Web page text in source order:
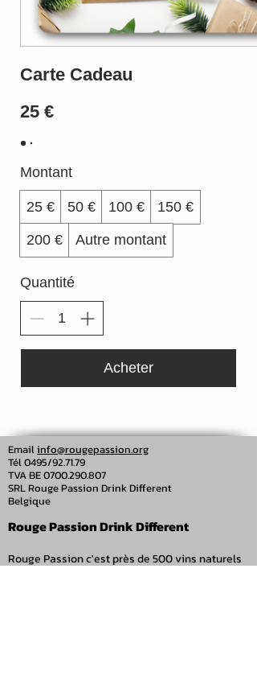
Carte Cadeau
25 €
Montant
25 € 50 € 100 € 150 €
200 € Autre montant
Quantité
Acheter
Emailinfo@rougepassion.org
Tél 0495/92.71.79
TVA BE0700.290.807
SRL Rouge Passion Drink Different
Belgique
Rouge Passion Drink Different
Rouge Passion c'est près de 500 vins naturels